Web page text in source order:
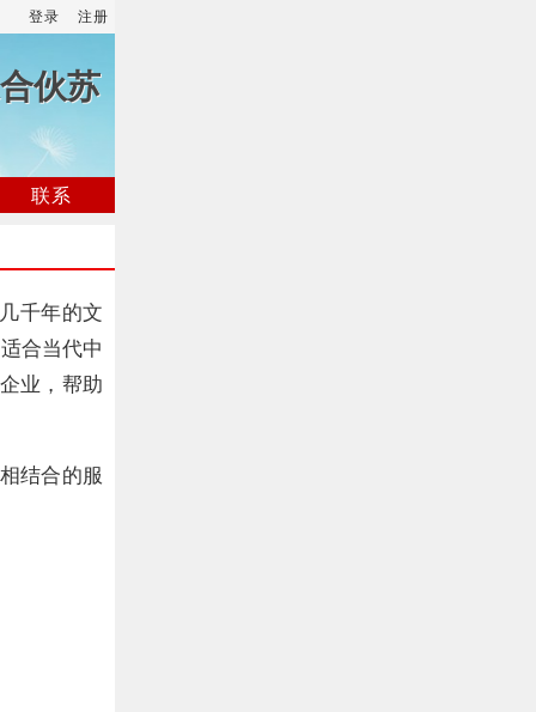
登录 注册
伙苏
联系
千年的文
合当代中
业，帮助
结合的服